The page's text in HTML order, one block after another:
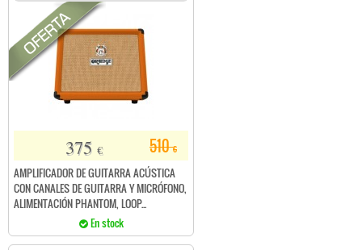
510€
375 €
AMPLIFICADOR DE GUITARRA ACÚSTICA
CON CANALES DE GUITARRA Y MICRÓFONO,
ALIMENTACIÓN PHANTOM, LOOP...
En stock